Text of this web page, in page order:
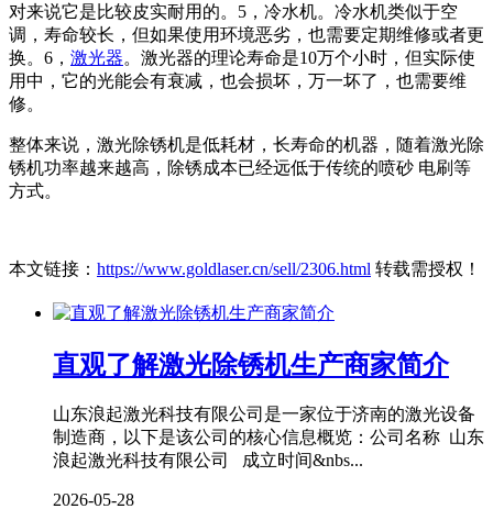
对来说它是比较皮实耐用的。5，冷水机。冷水机类似于空
调，寿命较长，但如果使用环境恶劣，也需要定期维修或者更
换。6， 激光器。激光器的理论寿命是10万个小时，但实际使
用中，它的光能会有衰减，也会损坏，万一坏了，也需要维
修。
整体来说，激光除锈机是低耗材，长寿命的机器，随着激光除
锈机功率越来越高，除锈成本已经远低于传统的喷砂 电刷等
方式。
本文链接： https://www.goldlaser.cn/sell/2306.html 转载需授权！
直观了解激光除锈机生产商家简介
山东浪起激光科技有限公司是一家位于济南的激光设备
制造商，以下是该公司的核心信息概览：公司名称 山东
浪起激光科技有限公司 成立时间&nbs...
2026-05-28